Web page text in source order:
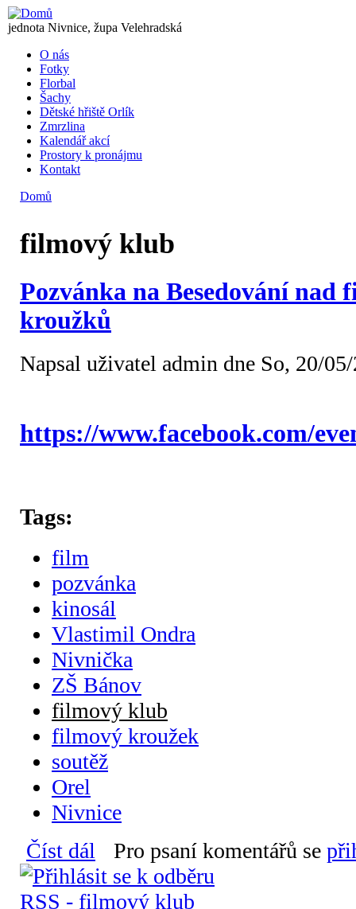
Přejít k hlavnímu obsahu
OREL
jednota Nivnice, župa Velehradská
Hlavní menu
O nás
Fotky
Florbal
Šachy
Dětské hřiště Orlík
Zmrzlina
Kalendář akcí
Prostory k pronájmu
Kontakt
Domů
filmový klub
Pozvánka na Besedování nad
kroužků
Napsal uživatel admin dne So, 20/
https://www.facebook.com/
Tags:
film
pozvánka
kinosál
Vlastimil Ondra
Nivnička
ZŠ Bánov
filmový klub
filmový kroužek
soutěž
Orel
Nivnice
Číst dál
Pozvánka na Besedování nad filmy filmových
Pro psaní komentářů se